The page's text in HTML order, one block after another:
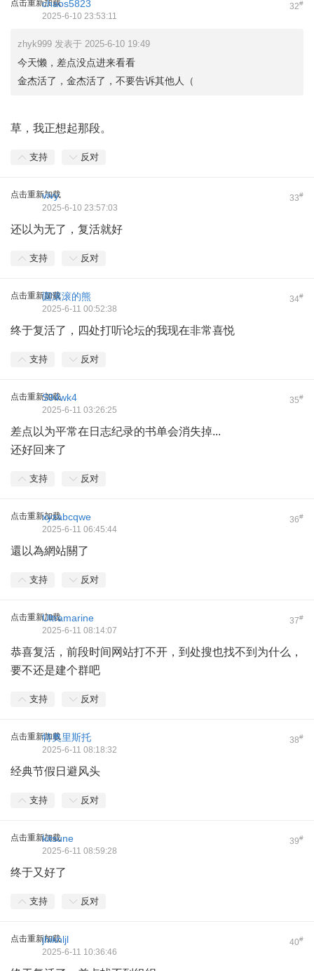
点击重新加载 32#
chaos5823
2025-6-10 23:53:11
zhyk999 发表于 2025-6-10 19:49
今天懒，差点没点进来看看
金杰活了，金杰活了，不要告诉其他人（
草，我正想起那段。
支持 反对
点击重新加载 33#
vivy
2025-6-10 23:57:03
还以为无了，复活就好
支持 反对
点击重新加载 34#
圆滚滚的熊
2025-6-11 00:52:38
终于复活了，四处打听论坛的我现在非常喜悦
支持 反对
点击重新加载 35#
S94wk4
2025-6-11 03:26:25
差点以为平常在日志纪录的书单会消失掉...
还好回来了
支持 反对
点击重新加载 36#
xyzabcqwe
2025-6-11 06:45:44
還以為網站關了
支持 反对
点击重新加载 37#
Ultramarine
2025-6-11 08:14:07
恭喜复活，前段时间网站打不开，到处搜也找不到为什么，
要不还是建个群吧
支持 反对
点击重新加载 38#
特奥里斯托
2025-6-11 08:18:32
经典节假日避风头
支持 反对
点击重新加载 39#
kitsune
2025-6-11 08:59:28
终于又好了
支持 反对
点击重新加载 40#
jhikhljl
2025-6-11 10:36:46